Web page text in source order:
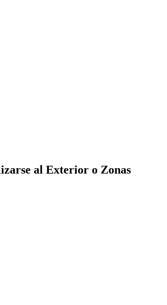
al Exterior o Zonas